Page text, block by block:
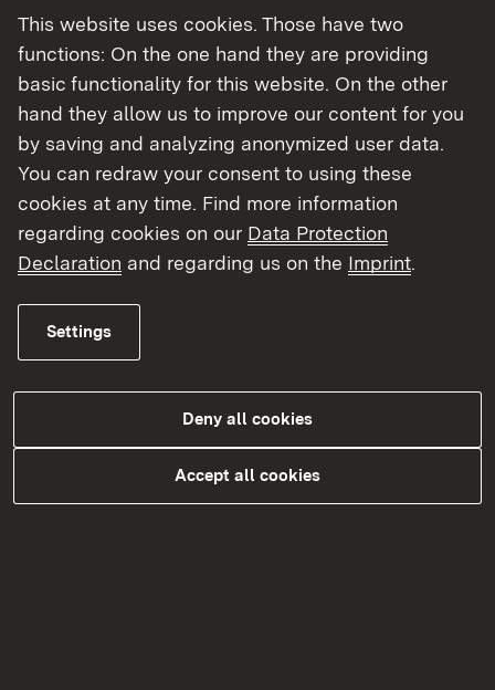
Schnellwarnsystemen (
Externer Link:
Rapid Alert System
for Food and Feed, Externer Link:
RASFF und Rapid Alert
System for dangerous non-food products,
RAPEX) für nicht sichere Lebensmittel und
verbrauchernahe Produkte, sowie in Fällen
von Lebensmittelbetrug (s.u.)
Zulassungsbehörde von bestimmten bzw.
größeren Betrieben, die Lebensmittel
tierischer Herkunft (Fleisch, Geflügelfleisch,
welche die Produktionsobergrenzen von 20
Amtliche Anerkennung und
This website uses cookies. Those have two
functions: On the one hand they are providing
basic functionality for this website. On the other
hand they allow us to improve our content for you
by saving and analyzing anonymized user data.
You can redraw your consent to using these
cookies at any time. Find more information
regarding cookies on our Data Protection
Declaration and regarding us on the Imprint.
Settings
Deny all cookies
Accept all cookies